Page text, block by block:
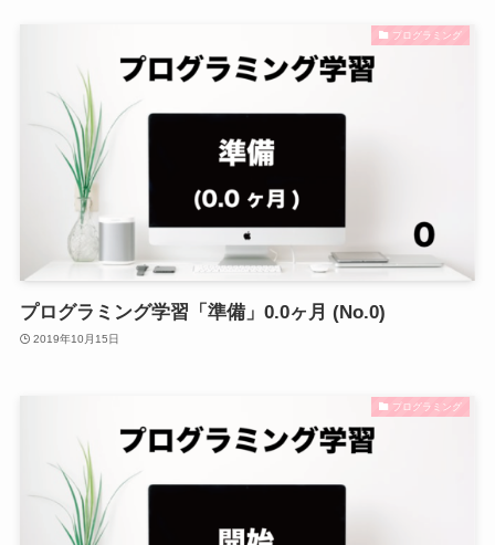
プログラミング
プログラミング学習「準備」0.0ヶ月 (No.0)
2019年10月15日
プログラミング